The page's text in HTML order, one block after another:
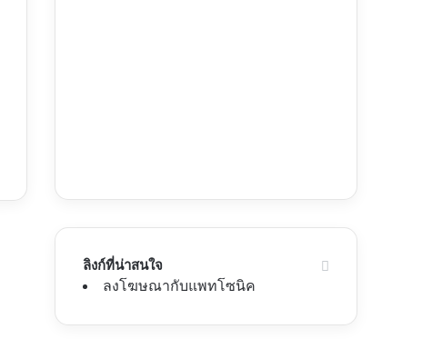
ลิงก์ที่น่าสนใจ
ลงโฆษณากับแพทโซนิค